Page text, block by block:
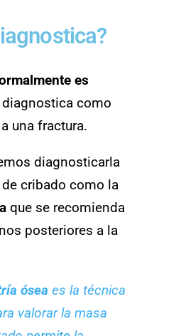
es
diagnostica como
una fractura.
diagnosticarla
cribado como la
que se recomienda
posteriores a la
ósea es la técnica
valorar la masa